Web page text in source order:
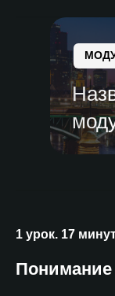
1 урок. 17
Понимание